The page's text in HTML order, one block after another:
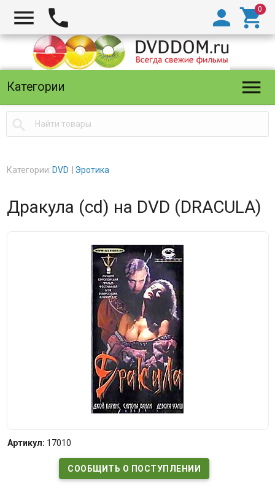
  

Категории 

Категории: DVD Эротика
Дракула (cd) на DVD (DRACULA)
Артикул: 17010
СООБЩИТЬ О ПОСТУПЛЕНИИ